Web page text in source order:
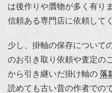
は後作りや贋物が多く有り
信頼ある専門店に依頼して
少し、掛軸の保存について
のお引き取り依頼や査定の
から引き継いだ掛け軸の 落
読めても古い昔の作者での